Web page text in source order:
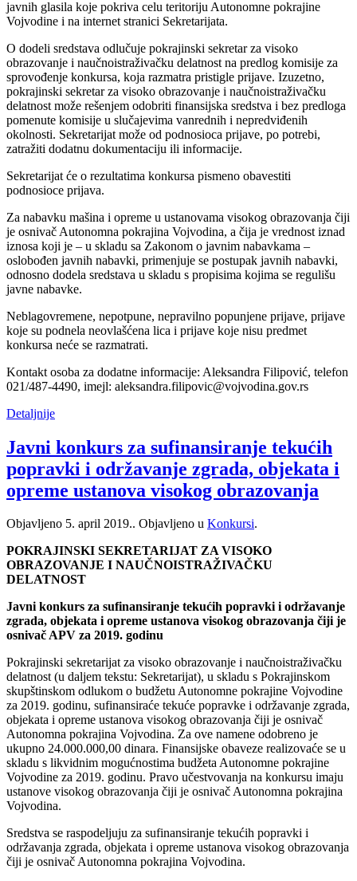
javnih glasila koje pokriva celu teritoriju Autonomne pokrajine
Vojvodine i na internet stranici Sekretarijata.
O dodeli sredstava odlučuje pokrajinski sekretar za visoko
obrazovanje i naučnoistraživačku delatnost na predlog komisije za
sprovođenje konkursa, koja razmatra pristigle prijave. Izuzetno,
pokrajinski sekretar za visoko obrazovanje i naučnoistraživačku
delatnost može rešenjem odobriti finansijska sredstva i bez predloga
pomenute komisije u slučajevima vanrednih i nepredviđenih
okolnosti. Sekretarijat može od podnosioca prijave, po potrebi,
zatražiti dodatnu dokumentaciju ili informacije.
Sekretarijat će o rezultatima konkursa pismeno obavestiti
podnosioce prijava.
Za nabavku mašina i opreme u ustanovama visokog obrazovanja čiji
je osnivač Autonomna pokrajina Vojvodina, a čija je vrednost iznad
iznosa koji je – u skladu sa Zakonom o javnim nabavkama –
oslobođen javnih nabavki, primenjuje se postupak javnih nabavki,
odnosno dodela sredstava u skladu s propisima kojima se regulišu
javne nabavke.
Neblagovremene, nepotpune, nepravilno popunjene prijave, prijave
koje su podnela neovlašćena lica i prijave koje nisu predmet
konkursa neće se razmatrati.
Kontakt osoba za dodatne informacije: Aleksandra Filipović, telefon
021/487-4490, imejl: aleksandra.filipovic@vojvodina.gov.rs
Detaljnije
Javni konkurs za sufinansiranje tekućih
popravki i održavanje zgrada, objekata i
opreme ustanova visokog obrazovanja
Objavljeno 5. april 2019.. Objavljeno u Konkursi.
POKRAJINSKI SEKRETARIJAT ZA VISOKO
OBRAZOVANJE I NAUČNOISTRAŽIVAČKU
DELATNOST
Javni konkurs za sufinansiranje tekućih popravki i održavanje
zgrada, objekata i opreme ustanova visokog obrazovanja čiji je
osnivač APV za 2019. godinu
Pokrajinski sekretarijat za visoko obrazovanje i naučnoistraživačku
delatnost (u daljem tekstu: Sekretarijat), u skladu s Pokrajinskom
skupštinskom odlukom o budžetu Autonomne pokrajine Vojvodine
za 2019. godinu, sufinansiraće tekuće popravke i održavanje zgrada,
objekata i opreme ustanova visokog obrazovanja čiji je osnivač
Autonomna pokrajina Vojvodina. Za ove namene odobreno je
ukupno 24.000.000,00 dinara. Finansijske obaveze realizovaće se u
skladu s likvidnim mogućnostima budžeta Autonomne pokrajine
Vojvodine za 2019. godinu. Pravo učestvovanja na konkursu imaju
ustanove visokog obrazovanja čiji je osnivač Autonomna pokrajina
Vojvodina.
Sredstva se raspodeljuju za sufinansiranje tekućih popravki i
održavanja zgrada, objekata i opreme ustanova visokog obrazovanja
čiji je osnivač Autonomna pokrajina Vojvodina.